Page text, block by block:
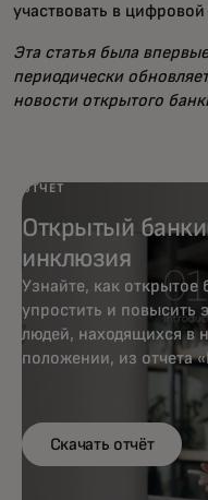
участвовать в
Эта статья была
периодически
новости открытого
ОТЧЕТ
Открытый
инклюзия
Узнайте, как
упростить и повысить
людей, находящихся в
положении, из отчета
финансовая инклюзия
банковского
Скачать отчёт